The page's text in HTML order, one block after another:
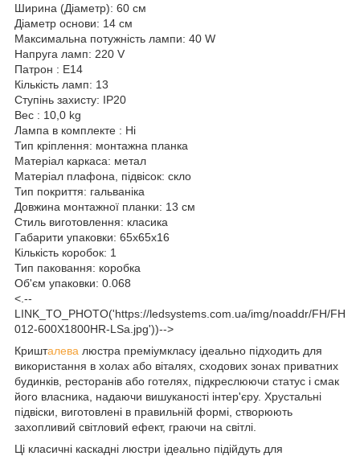
Ширина (Діаметр): 60 см
Діаметр основи: 14 см
Максимальна потужність лампи: 40 W
Напруга ламп: 220 V
Патрон : Е14
Кількість ламп: 13
Ступінь захисту: IP20
Вес : 10,0 kg
Лампа в комплекте : Ні
Тип кріплення: монтажна планка
Матеріал каркаса: метал
Матеріал плафона, підвісок: скло
Тип покриття: гальваніка
Довжина монтажної планки: 13 см
Стиль виготовлення: класика
Габарити упаковки: 65x65x16
Кількість коробок: 1
Тип паковання: коробка
Об'єм упаковки: 0.068
<.--
LINK_TO_PHOTO('https://ledsystems.com.ua/img/noaddr/FH/FH
012-600X1800HR-LSa.jpg'))-->
Кришталева люстра преміумкласу ідеально підходить для
використання в холах або віталях, сходових зонах приватних
будинків, ресторанів або готелях, підкреслюючи статус і смак
його власника, надаючи вишуканості інтер'єру. Хрустальні
підвіски, виготовлені в правильній формі, створюють
захопливий світловий ефект, граючи на світлі.
Ці класичні каскадні люстри ідеально підійдуть для